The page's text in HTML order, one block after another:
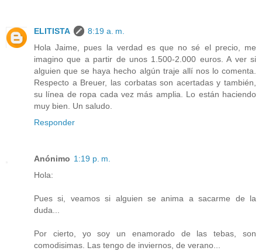
ELITISTA
8:19 a. m.
Hola Jaime, pues la verdad es que no sé el precio, me
imagino que a partir de unos 1.500-2.000 euros. A ver si
alguien que se haya hecho algún traje allí nos lo comenta.
Respecto a Breuer, las corbatas son acertadas y también,
su línea de ropa cada vez más amplia. Lo están haciendo
muy bien. Un saludo.
Responder
Anónimo 1:19 p. m.
Hola:
Pues si, veamos si alguien se anima a sacarme de la
duda...
Por cierto, yo soy un enamorado de las tebas, son
comodisimas. Las tengo de inviernos, de verano...